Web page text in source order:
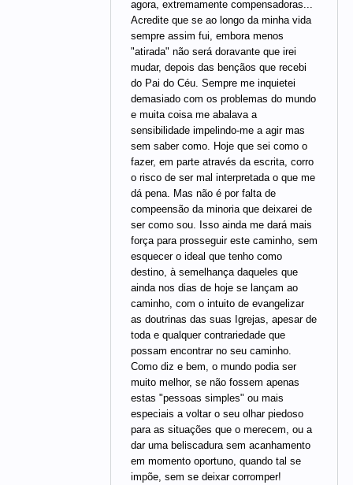
agora, extremamente compensadoras...
Acredite que se ao longo da minha vida
sempre assim fui, embora menos
"atirada" não será doravante que irei
mudar, depois das bençãos que recebi
do Pai do Céu. Sempre me inquietei
demasiado com os problemas do mundo
e muita coisa me abalava a
sensibilidade impelindo-me a agir mas
sem saber como. Hoje que sei como o
fazer, em parte através da escrita, corro
o risco de ser mal interpretada o que me
dá pena. Mas não é por falta de
compeensão da minoria que deixarei de
ser como sou. Isso ainda me dará mais
força para prosseguir este caminho, sem
esquecer o ideal que tenho como
destino, à semelhança daqueles que
ainda nos dias de hoje se lançam ao
caminho, com o intuito de evangelizar
as doutrinas das suas Igrejas, apesar de
toda e qualquer contrariedade que
possam encontrar no seu caminho.
Como diz e bem, o mundo podia ser
muito melhor, se não fossem apenas
estas "pessoas simples" ou mais
especiais a voltar o seu olhar piedoso
para as situações que o merecem, ou a
dar uma beliscadura sem acanhamento
em momento oportuno, quando tal se
impõe, sem se deixar corromper!